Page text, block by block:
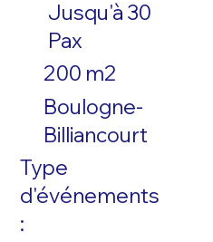
Jusqu'à 30
Pax
200 m2
Boulogne-
Billiancourt
Type
d'événements
: